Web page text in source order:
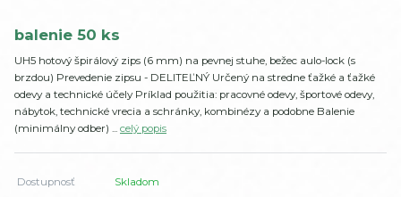
balenie 50 ks
UH5 hotový špirálový zips (6 mm) na pevnej stuhe, bežec aulo-lock (s
brzdou) Prevedenie zipsu - DELITEĽNÝ Určený na stredne ťažké a ťažké
odevy a technické účely Príklad použitia: pracovné odevy, športové odevy,
nábytok, technické vrecia a schránky, kombinézy a podobne Balenie
(minimálny odber) ... celý popis
Dostupnosť Skladom